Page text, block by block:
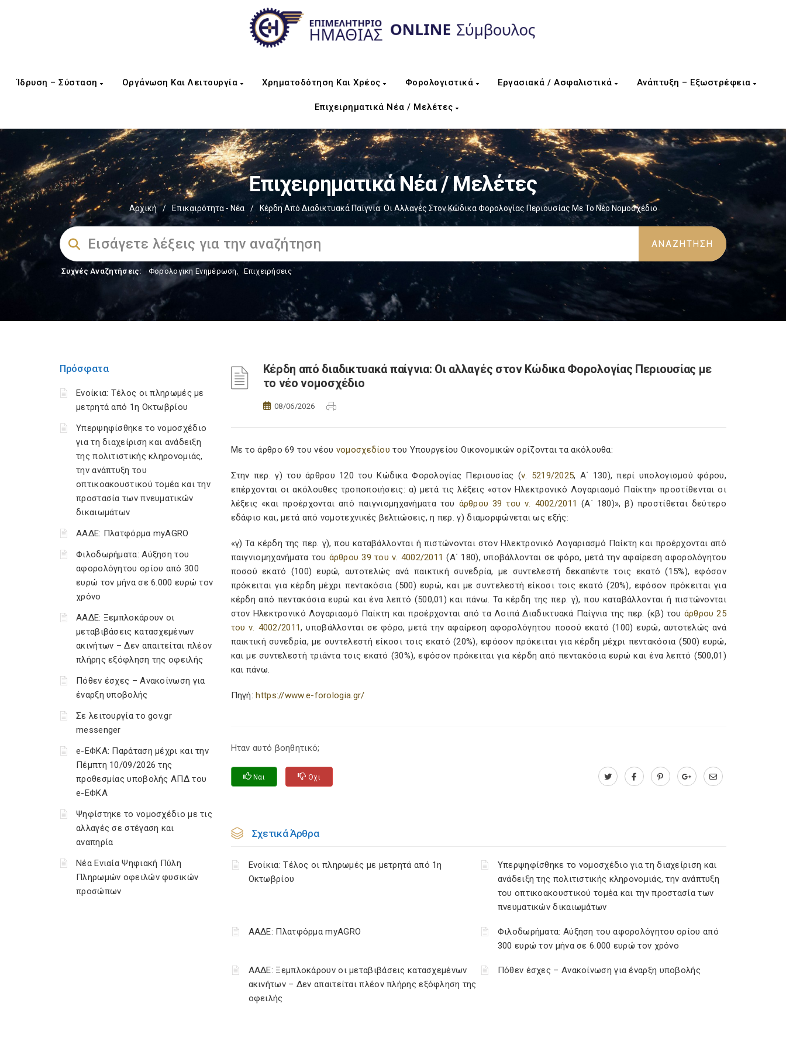
Ίδρυση – Σύσταση Οργάνωση Και Λειτουργία Χρηματοδότηση Και Χρέος Φορολογιστικά Εργασιακά / Ασφαλιστικά Ανάπτυξη – Εξωστρέφεια
Επιχειρηματικά Νέα / Μελέτες
Επιχειρηματικά Νέα / Μελέτες
Αρχική / Επικαιρότητα - Νέα / Κέρδη Από Διαδικτυακά Παίγνια: Οι Αλλαγές Στον Κώδικα Φορολογίας Περιουσίας Με Το Νέο Νομοσχέδιο
Συχνές Αναζητήσεις: Φορολογικη Ενημέρωση, Επιχειρήσεις
Πρόσφατα
Ενοίκια: Τέλος οι πληρωμές με
μετρητά από 1η Οκτωβρίου
Υπερψηφίσθηκε το νομοσχέδιο
για τη διαχείριση και ανάδειξη
της πολιτιστικής κληρονομιάς,
την ανάπτυξη του
οπτικοακουστικού τομέα και την
προστασία των πνευματικών
δικαιωμάτων
ΑΑΔΕ: Πλατφόρμα myAGRO
Φιλοδωρήματα: Αύξηση του
αφορολόγητου ορίου από 300
ευρώ τον μήνα σε 6.000 ευρώ τον
χρόνο
ΑΑΔΕ: Ξεμπλοκάρουν οι
μεταβιβάσεις κατασχεμένων
ακινήτων – Δεν απαιτείται πλέον
πλήρης εξόφληση της οφειλής
Πόθεν έσχες – Ανακοίνωση για
έναρξη υποβολής
Σε λειτουργία το gov.gr
messenger
e-ΕΦΚΑ: Παράταση μέχρι και την
Πέμπτη 10/09/2026 της
προθεσμίας υποβολής ΑΠΔ του
e-ΕΦΚΑ
Ψηφίστηκε το νομοσχέδιο με τις
αλλαγές σε στέγαση και
αναπηρία
Νέα Ενιαία Ψηφιακή Πύλη
Πληρωμών οφειλών φυσικών
προσώπων
Κέρδη από διαδικτυακά παίγνια: Οι αλλαγές στον Κώδικα Φορολογίας Περιουσίας με
το νέο νομοσχέδιο
08/06/2026
Με το άρθρο 69 του νέου νομοσχεδίουτου Υπουργείου Οικονομικών ορίζονται τα ακόλουθα:
Στην περ. γ) του άρθρου 120 του Κώδικα Φορολογίας Περιουσίας (ν. 5219/2025, Α΄ 130), περί υπολογισμού φόρου,
επέρχονται οι ακόλουθες τροποποιήσεις: α) μετά τις λέξεις «στον Ηλεκτρονικό Λογαριασμό Παίκτη» προστίθενται οι
λέξεις «και προέρχονται από παιγνιομηχανήματα του άρθρου 39 του ν. 4002/2011 (Α΄ 180)», β) προστίθεται δεύτερο
εδάφιο και, μετά από νομοτεχνικές βελτιώσεις, η περ. γ) διαμορφώνεται ως εξής:
«γ) Τα κέρδη της περ. γ), που καταβάλλονται ή πιστώνονται στον Ηλεκτρονικό Λογαριασμό Παίκτη και προέρχονται από
παιγνιομηχανήματα του άρθρου 39 του ν. 4002/2011 (Α΄ 180), υποβάλλονται σε φόρο, μετά την αφαίρεση αφορολόγητου
ποσού εκατό (100) ευρώ, αυτοτελώς ανά παικτική συνεδρία, με συντελεστή δεκαπέντε τοις εκατό (15%), εφόσον
πρόκειται για κέρδη μέχρι πεντακόσια (500) ευρώ, και με συντελεστή είκοσι τοις εκατό (20%), εφόσον πρόκειται για
κέρδη από πεντακόσια ευρώ και ένα λεπτό (500,01) και πάνω. Τα κέρδη της περ. γ), που καταβάλλονται ή πιστώνονται
στον Ηλεκτρονικό Λογαριασμό Παίκτη και προέρχονται από τα Λοιπά Διαδικτυακά Παίγνια της περ. (κβ) του άρθρου 25
του ν. 4002/2011, υποβάλλονται σε φόρο, μετά την αφαίρεση αφορολόγητου ποσού εκατό (100) ευρώ, αυτοτελώς ανά
παικτική συνεδρία, με συντελεστή είκοσι τοις εκατό (20%), εφόσον πρόκειται για κέρδη μέχρι πεντακόσια (500) ευρώ,
και με συντελεστή τριάντα τοις εκατό (30%), εφόσον πρόκειται για κέρδη από πεντακόσια ευρώ και ένα λεπτό (500,01)
και πάνω.
Πηγή:https://www.e-forologia.gr/
Ηταν αυτό βοηθητικό;
Ναι Οχι
Σχετικά Άρθρα
Ενοίκια: Τέλος οι πληρωμές με μετρητά από 1η
Οκτωβρίου
Υπερψηφίσθηκε το νομοσχέδιο για τη διαχείριση και
ανάδειξη της πολιτιστικής κληρονομιάς, την ανάπτυξη
του οπτικοακουστικού τομέα και την προστασία των
πνευματικών δικαιωμάτων
ΑΑΔΕ: Πλατφόρμα myAGRO
Φιλοδωρήματα: Αύξηση του αφορολόγητου ορίου από
300 ευρώ τον μήνα σε 6.000 ευρώ τον χρόνο
ΑΑΔΕ: Ξεμπλοκάρουν οι μεταβιβάσεις κατασχεμένων
ακινήτων – Δεν απαιτείται πλέον πλήρης εξόφληση της
οφειλής
Πόθεν έσχες – Ανακοίνωση για έναρξη υποβολής